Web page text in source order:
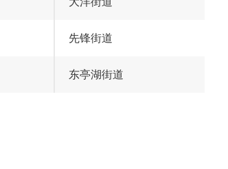
先锋街道
东亭湖街道